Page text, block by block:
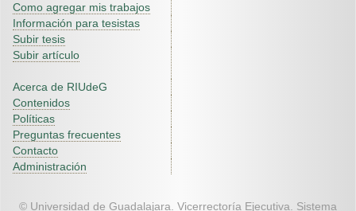
Como agregar mis trabajos
Información para tesistas
Subir tesis
Subir artículo
Acerca de RIUdeG
Contenidos
Políticas
Preguntas frecuentes
Contacto
Administración
© Universidad de Guadalajara. Vicerrectoría Ejecutiva. Sistema